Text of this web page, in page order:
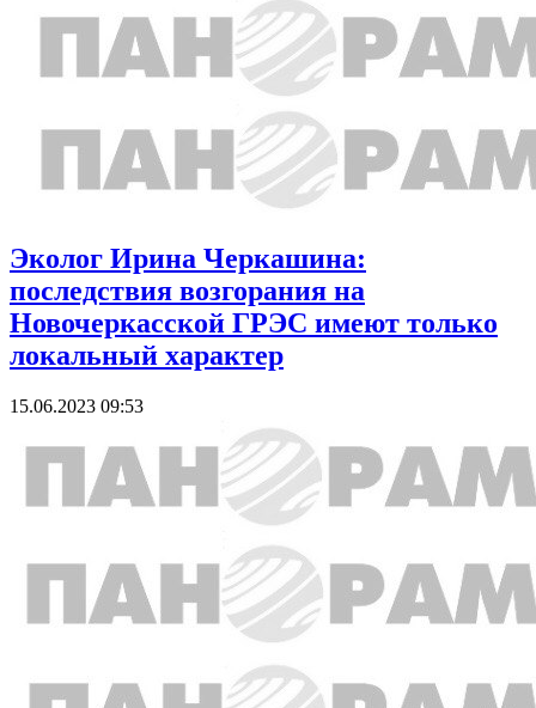
Эколог Ирина Черкашина:
последствия возгорания на
Новочеркасской ГРЭС имеют только
локальный характер
15.06.2023 09:53